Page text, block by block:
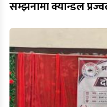
सम्झनामा क्यान्डल